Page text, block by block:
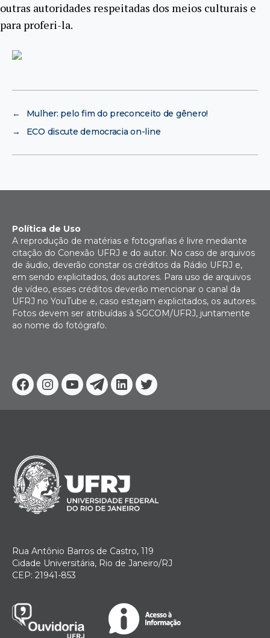
outras autoridades respeitadas dos meios culturais e
para proferi-la.
←
Mulher: pelo fim do preconceito de gênero!
→
ECO discute democracia on-line
Facebook
Instagram
YoutubeTelegram
Linkedin
Twitter
Política de Uso
A reprodução de matérias e fotografias é livre mediante
citação do Conexão UFRJ e do autor. No caso de arquivos
de áudio, deverão constar os créditos da Rádio UFRJ e,
em sendo explicitados, dos autores. Para uso de arquivos
de vídeo, esses créditos deverão mencionar o canal da
UFRJ no YouTube e, caso estejam explicitados, os autores.
Fotos devem ser atribuídas à SGCOM/UFRJ, juntamente
ao nome do fotógrafo.
Rua Antônio Barros de Castro, 119
Cidade Universitária, Rio de Janeiro/RJ
CEP: 21941-853